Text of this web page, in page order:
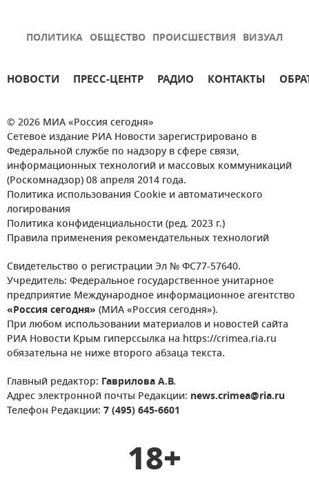
ПОЛИТИКА ОБЩЕСТВО ПРОИСШЕСТВИЯ ВИЗУАЛ
НОВОСТИ ПРЕСС-ЦЕНТР РАДИО КОНТАКТЫ
© 2026 МИА «Россия сегодня»
Сетевое издание РИА Новости зарегистрировано в
Федеральной службе по надзору в сфере связи,
информационных технологий и массовых коммуникаций
(Роскомнадзор) 08 апреля 2014 года.
Политика использования Cookie и автоматического
логирования
Политика конфиденциальности (ред. 2023 г.)
Правила применения рекомендательных технологий
Свидетельство о регистрации Эл № ФС77-57640.
Учредитель: Федеральное государственное унитарное
предприятие Международное информационное агентство
«Россия сегодня» (МИА «Россия сегодня»).
При любом использовании материалов и новостей сайта
РИА Новости Крым гиперссылка на https://crimea.ria.ru
обязательна не ниже второго абзаца текста.
Главный редактор: Гаврилова А.В.
Адрес электронной почты Редакции: news.crimea@ria.ru
Телефон Редакции: 7 (495) 645-6601
18+